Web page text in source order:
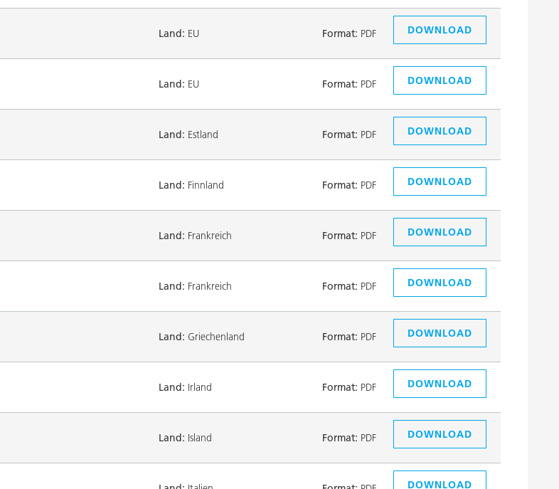
Land: EU Format: PDF DOWNLOAD
Land: EU Format: PDF DOWNLOAD
Land: Estland Format: PDF DOWNLOAD
Land: Finnland Format: PDF DOWNLOAD
Land: Frankreich Format: PDF DOWNLOAD
Land: Frankreich Format: PDF DOWNLOAD
Land: Griechenland Format: PDF DOWNLOAD
Land: Irland Format: PDF DOWNLOAD
Land: Island Format: PDF DOWNLOAD
DOWNLOAD